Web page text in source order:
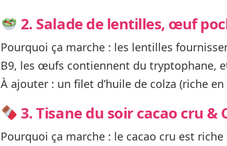
2. Salade de lentilles, œuf
Pourquoi ça marche : les lentilles
B9, les œufs contiennent du tryptophane,
À ajouter : un filet d’huile de colza (riche
3. Tisane du soir cacao cru &
Pourquoi ça marche : le cacao cru est